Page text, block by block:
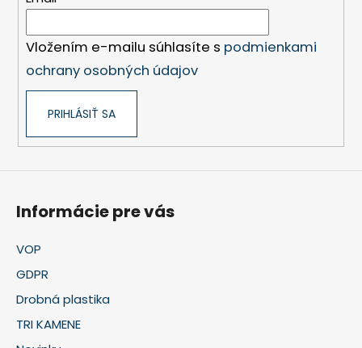
Vložením e-mailu súhlasíte s podmienkami
ochrany osobných údajov
PRIHLÁSIŤ SA
Informácie pre vás
VOP
GDPR
Drobná plastika
TRI KAMENE